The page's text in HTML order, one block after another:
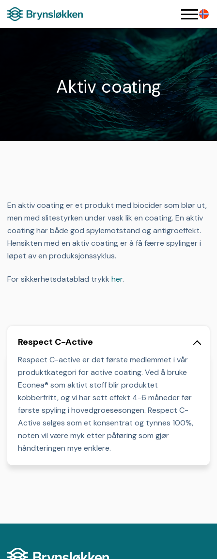
Aktiv coating
En aktiv coating er et produkt med biocider som blør ut,
men med slitestyrken under vask lik en coating. En aktiv
coating har både god spylemotstand og antigroeffekt.
Hensikten med en aktiv coating er å få færre spylinger i
løpet av en produksjonssyklus.
For sikkerhetsdatablad trykk her.
Respect C-Active
Respect C-active er det første medlemmet i vår
produktkategori for active coating. Ved å bruke
Econea® som aktivt stoff blir produktet
kobberfritt, og vi har sett effekt 4-6 måneder før
første spyling i hovedgroesesongen. Respect C-
Active selges som et konsentrat og tynnes 100%,
noten vil være myk etter påføring som gjør
håndteringen mye enklere.